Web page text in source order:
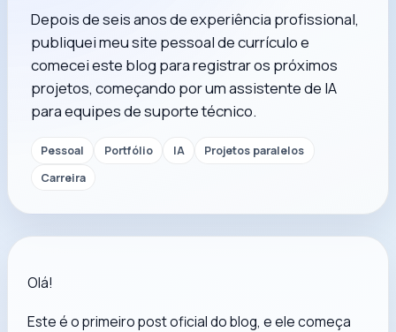
Depois de seis anos de experiência profissional,
publiquei meu site pessoal de currículo e
comecei este blog para registrar os próximos
projetos, começando por um assistente de IA
para equipes de suporte técnico.
Pessoal Portfólio IA
Projetos paralelos
Carreira
Olá!
Este é o primeiro post oficial do blog, e ele começa